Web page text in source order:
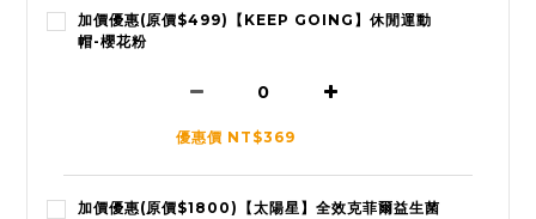
加價優惠(原價$499)【KEEP GOING】休閒運動
帽-櫻花粉
優惠價 NT$369
加價優惠(原價$1800)【太陽星】全效克菲爾益生菌